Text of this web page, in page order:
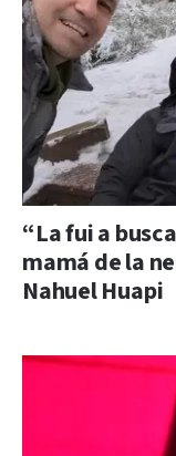
“La fui a
mamá de la
Nahuel Huapi